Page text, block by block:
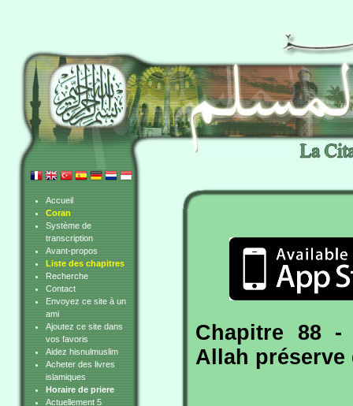
Accueil
Coran
Système de
transcription
Avant-propos
Liste des chapitres
Recherche
Contact
Envoyez ce site à un
ami
Ajoutez ce site dans
vos favoris
Aidez hisnulmuslim
Acheter des livres
islamiques
Horaire de priere
Actuellement 5
Chapitre 88 -
Allah